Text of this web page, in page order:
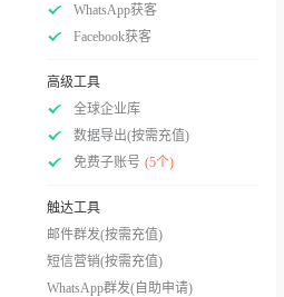
WhatsApp获客
Facebook获客
高级工具
全球企业库
数据导出(按需充值)
免费子账号 (5个)
触达工具
邮件群发(按需充值)
短信营销(按需充值)
WhatsApp群发(自助申请)